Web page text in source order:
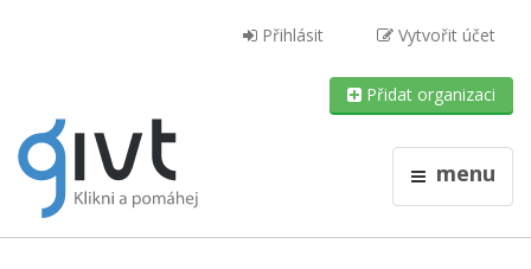
Přihlásit Vytvořit účet
Přidat organizaci
menu